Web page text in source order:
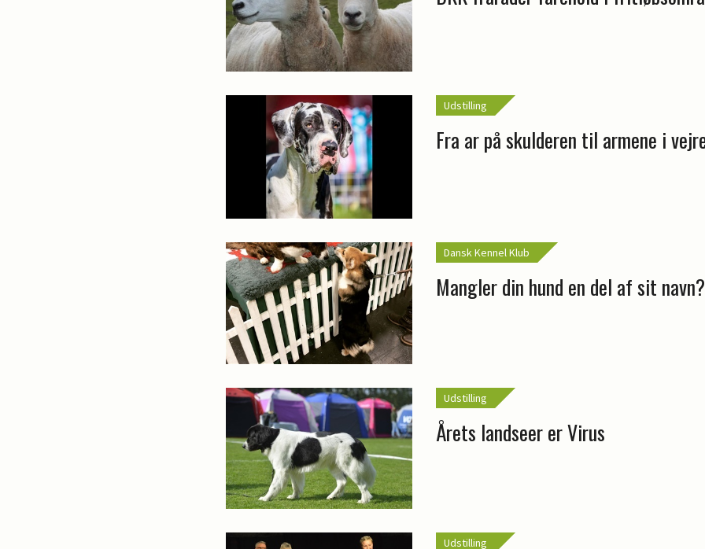
Udstilling
Fra ar på skulderen til armene i
Dansk Kennel Klub
Mangler din hund en del af sit navn?
Udstilling
Årets landseer er Virus
Udstilling